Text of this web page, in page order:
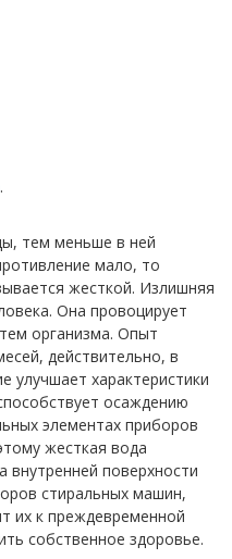
.
тем меньше в ней
мало, то
жесткой. Излишняя
Она провоцирует
организма. Опыт
действительно, в
улучшает характеристики
осаждению
элементах приборов
жесткая вода
внутренней поверхности
стиральных машин,
их к преждевременной
собственное здоровье.